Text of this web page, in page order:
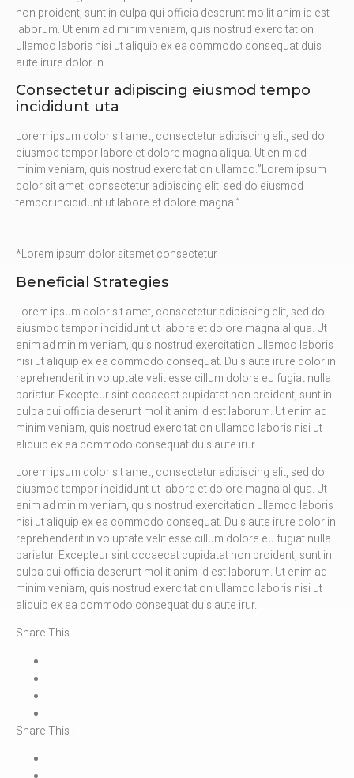
non proident, sunt in culpa qui officia deserunt mollit anim id est
laborum. Ut enim ad minim veniam, quis nostrud exercitation
ullamco laboris nisi ut aliquip ex ea commodo consequat duis
aute irure dolor in.
Consectetur adipiscing eiusmod tempo
incididunt uta
Lorem ipsum dolor sit amet, consectetur adipiscing elit, sed do
eiusmod tempor labore et dolore magna aliqua. Ut enim ad
minim veniam, quis nostrud exercitation ullamco.”Lorem ipsum
dolor sit amet, consectetur adipiscing elit, sed do eiusmod
tempor incididunt ut labore et dolore magna.”
*Lorem ipsum dolor sitamet consectetur
Beneficial Strategies
Lorem ipsum dolor sit amet, consectetur adipiscing elit, sed do
eiusmod tempor incididunt ut labore et dolore magna aliqua. Ut
enim ad minim veniam, quis nostrud exercitation ullamco laboris
nisi ut aliquip ex ea commodo consequat. Duis aute irure dolor in
reprehenderit in voluptate velit esse cillum dolore eu fugiat nulla
pariatur. Excepteur sint occaecat cupidatat non proident, sunt in
culpa qui officia deserunt mollit anim id est laborum. Ut enim ad
minim veniam, quis nostrud exercitation ullamco laboris nisi ut
aliquip ex ea commodo consequat duis aute irur.
Lorem ipsum dolor sit amet, consectetur adipiscing elit, sed do
eiusmod tempor incididunt ut labore et dolore magna aliqua. Ut
enim ad minim veniam, quis nostrud exercitation ullamco laboris
nisi ut aliquip ex ea commodo consequat. Duis aute irure dolor in
reprehenderit in voluptate velit esse cillum dolore eu fugiat nulla
pariatur. Excepteur sint occaecat cupidatat non proident, sunt in
culpa qui officia deserunt mollit anim id est laborum. Ut enim ad
minim veniam, quis nostrud exercitation ullamco laboris nisi ut
aliquip ex ea commodo consequat duis aute irur.
Share This :
Share This :